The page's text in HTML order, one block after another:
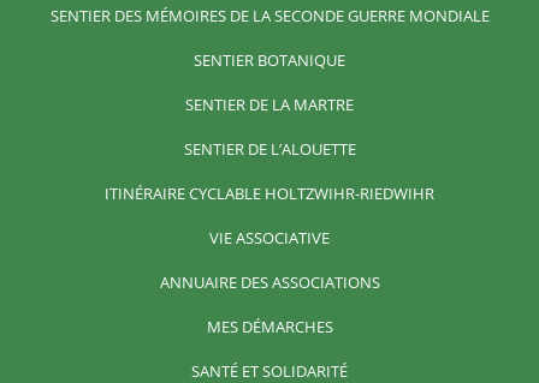
SENTIER DES MÉMOIRES DE LA SECONDE GUERRE MONDIALE
SENTIER BOTANIQUE
SENTIER DE LA MARTRE
SENTIER DE L’ALOUETTE
ITINÉRAIRE CYCLABLE HOLTZWIHR-RIEDWIHR
VIE ASSOCIATIVE
ANNUAIRE DES ASSOCIATIONS
MES DÉMARCHES
SANTÉ ET SOLIDARITÉ